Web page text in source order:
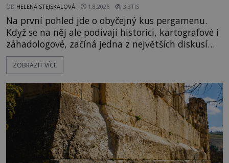
OD HELENA STEJSKALOVÁ 1.8.2026 3.3TIS
Na první pohled jde o obyčejný kus pergamenu.
Když se na něj ale podívají historici, kartografové i
záhadologové, začíná jedna z největších diskusí
moderní historie. Osmanský admirál Piri Reis roku
1513 kreslí mapu světa, která překvapuje
ní vidí důkaz ztracené civilizace nebo dokonce
znalost Antarktidy dávno před jejím objevením.
Jiní tvrdí,
ZOBRAZIT VÍCE